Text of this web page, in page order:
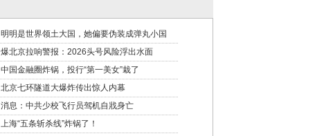
明明是世界领土大国，她偏要伪装成弹丸小国
爆北京拉响警报：2026头号风险浮出水面
中国金融圈炸锅，投行“第一美女”栽了
北京七环隧道大爆炸传出惊人内幕
消息：中共少校飞行员驾机自戕身亡
上海“五条斩杀线”炸锅了！